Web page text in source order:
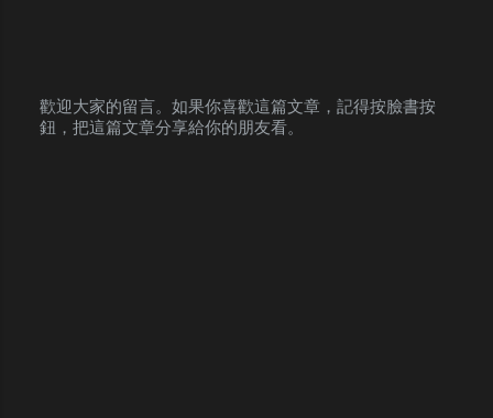
P
歡迎大家的留言。如果你喜歡這篇文章，記得按臉書按
鈕，把這篇文章分享給你的朋友看。